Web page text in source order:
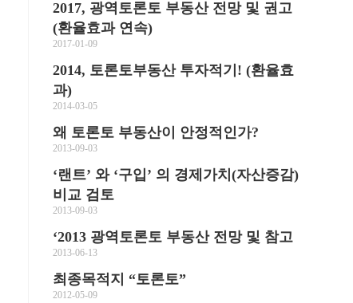
2017, 광역토론토 부동산 전망 및 권고
(환율효과 연속)
2017-01-09
2014, 토론토부동산 투자적기! (환율효
과)
2014-03-05
왜 토론토 부동산이 안정적인가?
2013-09-03
‘랜트’ 와 ‘구입’ 의 경제가치(자산증감)
비교 검토
2013-09-03
‘2013 광역토론토 부동산 전망 및 참고
2013-06-13
최종목적지 “토론토”
2012-05-09